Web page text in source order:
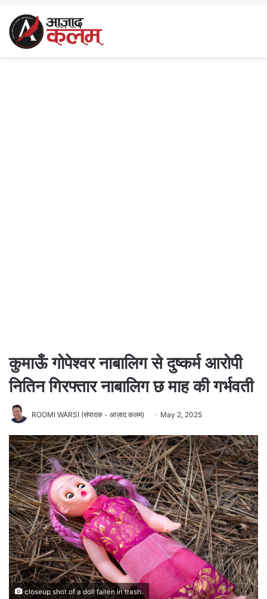
कुमाऊँ गोपेश्वर नाबालिग से दुष्कर्म आरोपी
नितिन गिरफ्तार नाबालिग छ माह की गर्भवती
ROOMI WARSI (संपादक - आज़ाद कलम) May 2, 2025
closeup shot of a doll fallen in trash.